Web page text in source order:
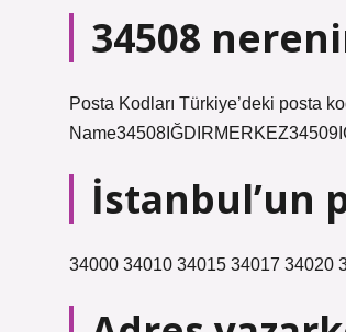
34508
Posta Kodları Türkiye’deki posta
İstanbul’un
34000 34010 34015 34017 34020